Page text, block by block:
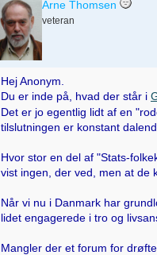
Arne Thomsen
veteran
Hej Anonym.
Du er inde på, hvad der står i
Det er jo egentlig lidt af en
tilslutningen er konstant
Hvor stor en del af "Stats-
vist ingen, der ved, men at de
Når vi nu i Danmark har
lidet engagerede i tro og
Mangler der et forum for